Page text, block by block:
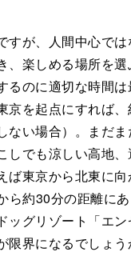
すが、人間中心で
、楽しめる場所を
るのに適切な時間
京を起点にすれば
ない場合）。まだ
しでも涼しい高地
ば東京から北東に
ら約30分の距離に
ッグリゾート「エ
界になるでしょう